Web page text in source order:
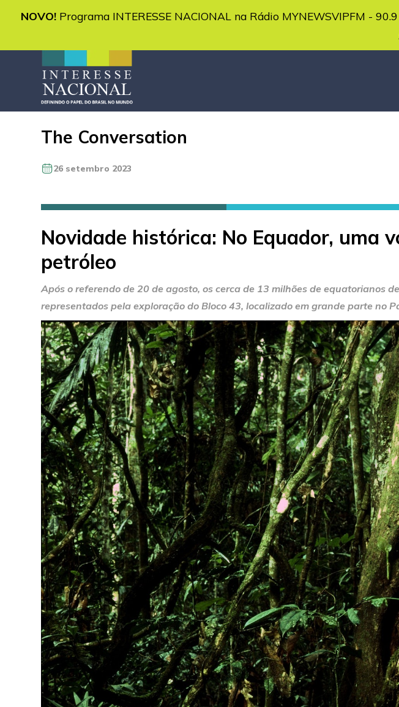
NOVO! Programa INTERESSE NACIONAL na Rádio MYNEWSVIPFM -
The Conversation
26 setembro 2023
Novidade histórica: No Equador, uma
petróleo
Após o referendo de 20 de agosto, os cerca de 13 milhões de equatorianos
representados pela exploração do Bloco 43, localizado em grande parte no